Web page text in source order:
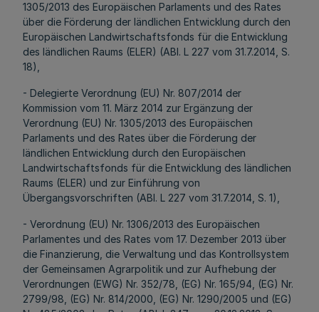
1305/2013 des Europäischen Parlaments und des Rates
über die Förderung der ländlichen Entwicklung durch den
Europäischen Landwirtschaftsfonds für die Entwicklung
des ländlichen Raums (ELER) (ABl. L 227 vom 31.7.2014, S.
18),
- Delegierte Verordnung (EU) Nr. 807/2014 der
Kommission vom 11. März 2014 zur Ergänzung der
Verordnung (EU) Nr. 1305/2013 des Europäischen
Parlaments und des Rates über die Förderung der
ländlichen Entwicklung durch den Europäischen
Landwirtschaftsfonds für die Entwicklung des ländlichen
Raums (ELER) und zur Einführung von
Übergangsvorschriften (ABl. L 227 vom 31.7.2014, S. 1),
- Verordnung (EU) Nr. 1306/2013 des Europäischen
Parlamentes und des Rates vom 17. Dezember 2013 über
die Finanzierung, die Verwaltung und das Kontrollsystem
der Gemeinsamen Agrarpolitik und zur Aufhebung der
Verordnungen (EWG) Nr. 352/78, (EG) Nr. 165/94, (EG) Nr.
2799/98, (EG) Nr. 814/2000, (EG) Nr. 1290/2005 und (EG)